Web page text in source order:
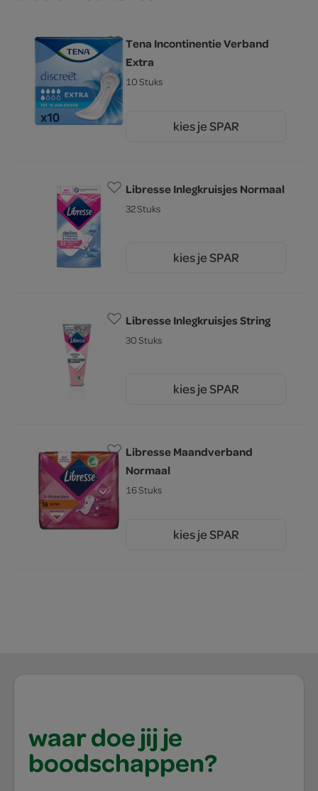
Tena Incontinentie Verband
Extra
10 Stuks
kies je SPAR
Libresse Inlegkruisjes Normaal
32 Stuks
kies je SPAR
Libresse Inlegkruisjes String
30 Stuks
kies je SPAR
Libresse Maandverband
Normaal
16 Stuks
kies je SPAR
waar doe jij je
boodschappen?